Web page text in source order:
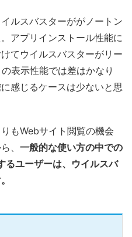
ルスバスターががノートン
アプリインストール性能に
てウイルスバスターがリー
表示性能では差はかなり
感じるケースは少ないと思
もWebサイト閲覧の機会
、 一般的な使い方の中での
るユーザーは、ウイルスバ